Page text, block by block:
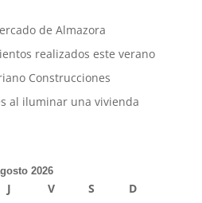
de Almazora
realizados este verano
Construcciones
al iluminar una vivienda
2026
J V S
D